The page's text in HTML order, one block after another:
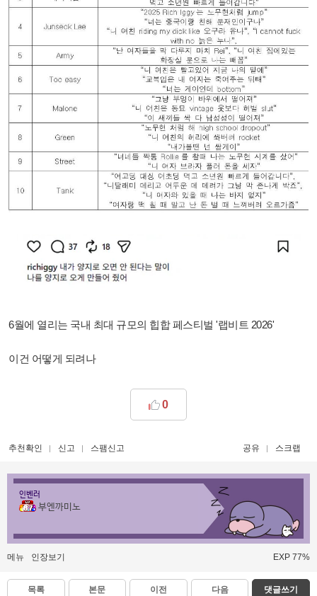
6월에 열리는 국내 최대 규모의 힙합 페스티벌 '랩비트 2026'
이건 어떻게 되려나
0
추천확인 신고 스팸신고 공유 스크랩
인벤러
부엔까미노
메뉴 인장보기 EXP 77%
목록 본문 이전 다음 댓글쓰기